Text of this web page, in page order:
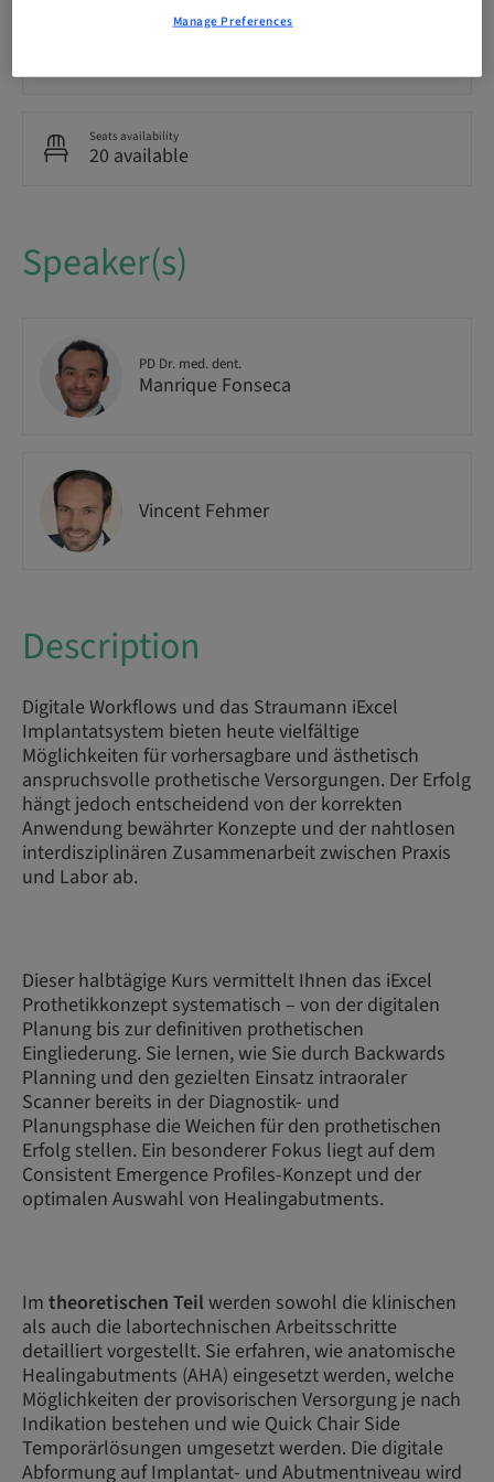
Seats availability
20 available
Speaker(s)
PD Dr. med. dent.
Manrique Fonseca
Vincent Fehmer
Description
Digitale Workflows und das Straumann iExcel
Implantatsystem bieten heute vielfältige
Möglichkeiten für vorhersagbare und ästhetisch
anspruchsvolle prothetische Versorgungen. Der Erfolg
hängt jedoch entscheidend von der korrekten
Anwendung bewährter Konzepte und der nahtlosen
interdisziplinären Zusammenarbeit zwischen Praxis
und Labor ab.
Dieser halbtägige Kurs vermittelt Ihnen das iExcel
Prothetikkonzept systematisch – von der digitalen
Planung bis zur definitiven prothetischen
Eingliederung. Sie lernen, wie Sie durch Backwards
Planning und den gezielten Einsatz intraoraler
Scanner bereits in der Diagnostik- und
Planungsphase die Weichen für den prothetischen
Erfolg stellen. Ein besonderer Fokus liegt auf dem
Consistent Emergence Profiles-Konzept und der
optimalen Auswahl von Healingabutments.
Im theoretischen Teilwerden sowohl die klinischen
als auch die labortechnischen Arbeitsschritte
detailliert vorgestellt. Sie erfahren, wie anatomische
Healingabutments (AHA) eingesetzt werden, welche
Möglichkeiten der provisorischen Versorgung je nach
Indikation bestehen und wie Quick Chair Side
Temporärlösungen umgesetzt werden. Die digitale
Abformung auf Implantat- und Abutmentniveau wird
Manage Preferences